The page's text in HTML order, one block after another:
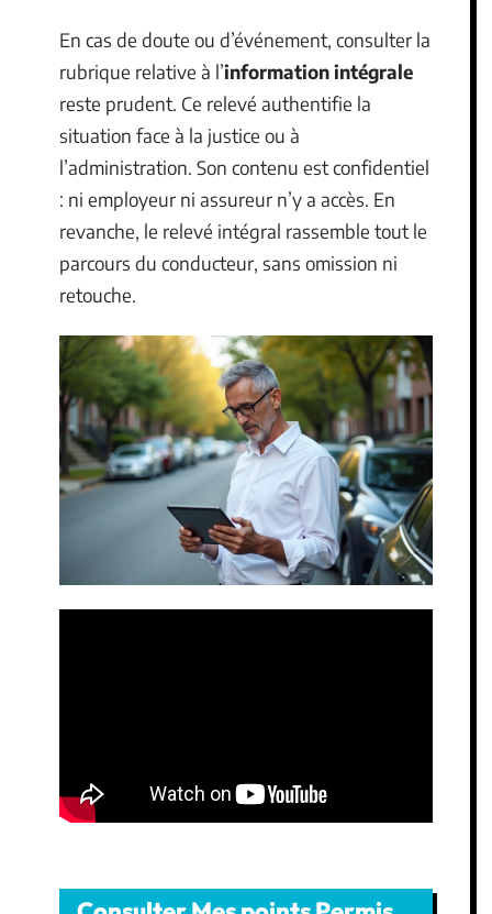
En cas de doute ou d’événement, consulter la
rubrique relative à l’information intégrale
reste prudent. Ce relevé authentifie la
situation face à la justice ou à
l’administration. Son contenu est confidentiel
: ni employeur ni assureur n’y a accès. En
revanche, le relevé intégral rassemble tout le
parcours du conducteur, sans omission ni
retouche.